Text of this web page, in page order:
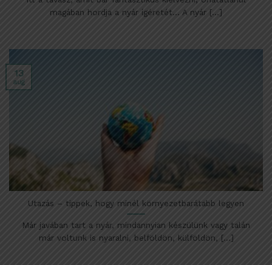
magában hordja a nyár ígéretét… A nyár [...]
Utazás – tippek, hogy minél környezetbarátabb legyen
Már javában tart a nyár, mindannyian készülünk vagy talán
már voltunk is nyaralni, belföldön, külföldön, [...]
13
aug